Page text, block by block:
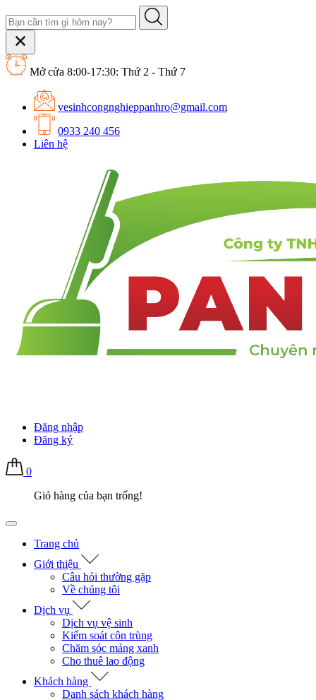
Mở cửa 8:00-17:30: Thứ 2 - Thứ 7
vesinhcongnghieppanhro@gmail.com
0933 240 456
Liên hệ
Đăng nhập
Đăng ký
0
Giỏ hàng của bạn trống!
Trang chủ
Giới thiệu
Câu hỏi thường gặp
Về chúng tôi
Dịch vụ
Dịch vụ vệ sinh
Kiểm soát côn trùng
Chăm sóc mảng xanh
Cho thuê lao động
Khách hàng
Danh sách khách hàng